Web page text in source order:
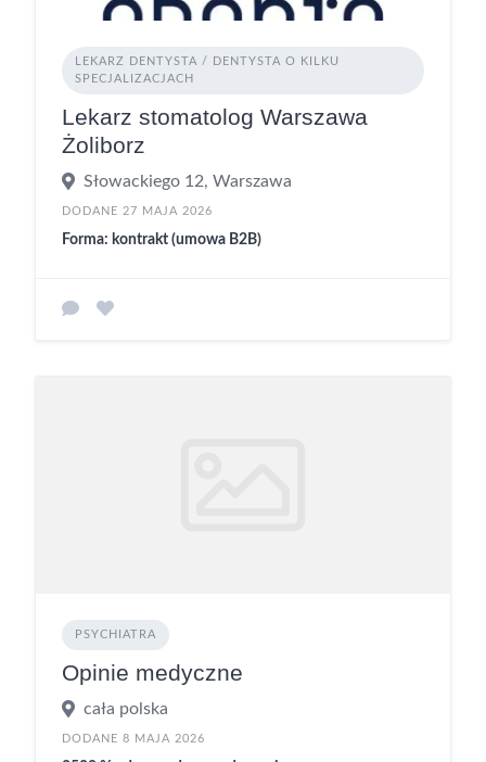
LEKARZ DENTYSTA / DENTYSTA O KILKU
SPECJALIZACJACH
Lekarz stomatolog Warszawa
Żoliborz
Słowackiego 12, Warszawa
DODANE 27 MAJA 2026
Forma: kontrakt (umowa B2B)
PSYCHIATRA
Opinie medyczne
cała polska
DODANE 8 MAJA 2026